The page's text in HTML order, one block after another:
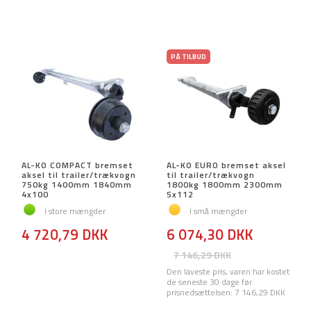
AL-KO COMPACT bremset
aksel til trailer/trækvogn
750kg 1400mm 1840mm
4x100
I store mængder
4 720,79 DKK
PÅ TILBUD
AL-KO EURO bremset aksel
til trailer/trækvogn
1800kg 1800mm 2300mm
5x112
I små mængder
7 146,29 DKK
6 074,30 DKK
Den laveste pris, varen har kostet
de seneste 30 dage før
prisnedsættelsen: 7 146,29 DKK